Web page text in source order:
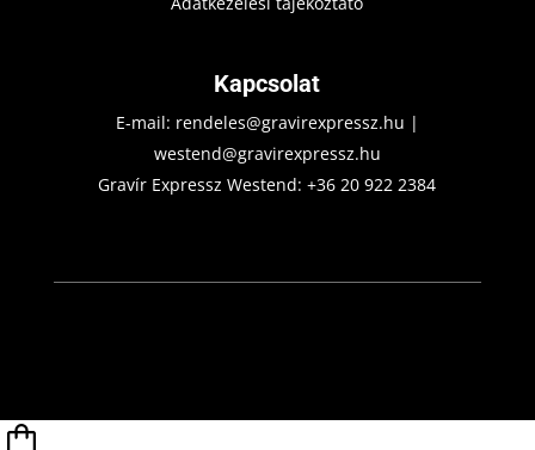
Kapcsolat
E-mail: rendeles@gravirexpressz.hu |
westend@gravirexpressz.hu
Gravír Expressz Westend:+36 20 922 2384